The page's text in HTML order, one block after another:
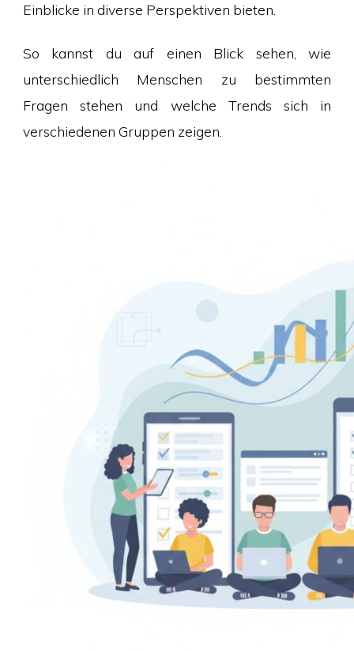
Einblicke in diverse Perspektiven bieten.
So kannst du auf einen Blick sehen, wie
unterschiedlich Menschen zu bestimmten
Fragen stehen und welche Trends sich in
verschiedenen Gruppen zeigen.